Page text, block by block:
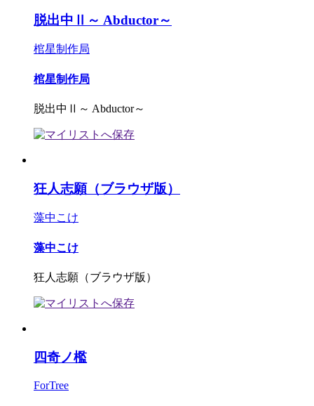
脱出中Ⅱ～ Abductor～
棺星制作局
棺星制作局
脱出中Ⅱ～ Abductor～
狂人志願（ブラウザ版）
藻中こけ
藻中こけ
狂人志願（ブラウザ版）
四奇ノ檻
ForTree